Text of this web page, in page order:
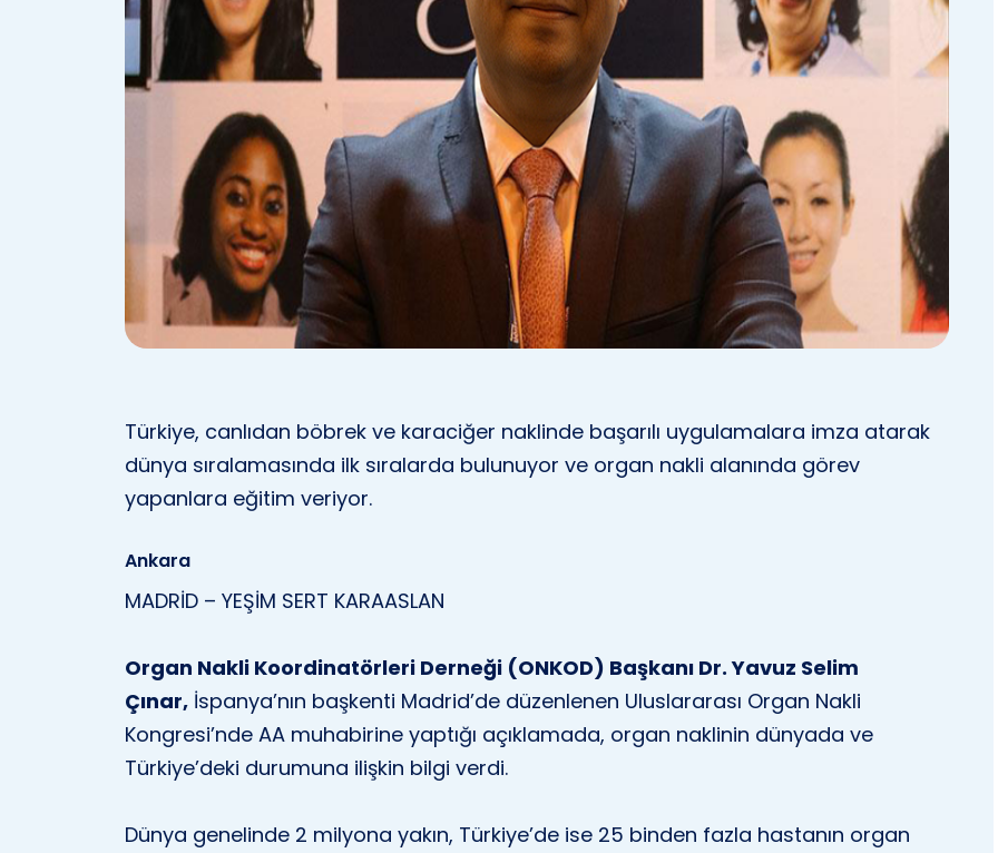
Türkiye, canlıdan böbrek ve karaciğer naklinde başarılı uygulamalara imza atarak
dünya sıralamasında ilk sıralarda bulunuyor ve organ nakli alanında görev
yapanlara eğitim veriyor.
Ankara
MADRİD – YEŞİM SERT KARAASLAN
Organ Nakli Koordinatörleri Derneği (ONKOD) Başkanı Dr. Yavuz Selim
Çınar, İspanya’nın başkenti Madrid’de düzenlenen Uluslararası Organ Nakli
Kongresi’nde AA muhabirine yaptığı açıklamada, organ naklinin dünyada ve
Türkiye’deki durumuna ilişkin bilgi verdi.
Dünya genelinde 2 milyona yakın, Türkiye’de ise 25 binden fazla hastanın organ